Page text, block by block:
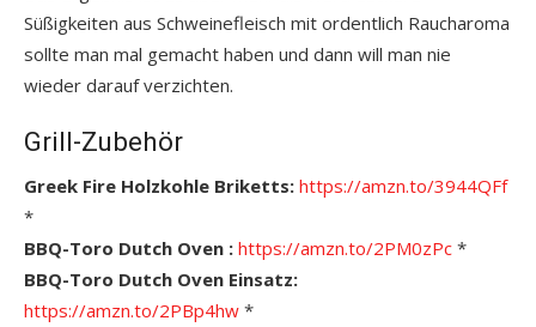
Süßigkeiten aus Schweinefleisch mit ordentlich Raucharoma
sollte man mal gemacht haben und dann will man nie
wieder darauf verzichten.
Grill-Zubehör
Greek Fire Holzkohle Briketts: https://amzn.to/3944QFf
*
BBQ-Toro Dutch Oven : https://amzn.to/2PM0zPc *
BBQ-Toro Dutch Oven Einsatz:
https://amzn.to/2PBp4hw *